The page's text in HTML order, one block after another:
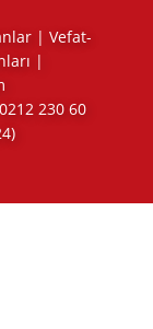
| Vefat-
|
0212 230 60